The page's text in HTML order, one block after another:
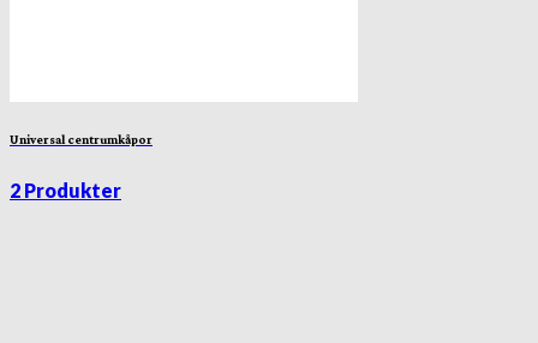
Universal centrumkåpor
2 Produkter